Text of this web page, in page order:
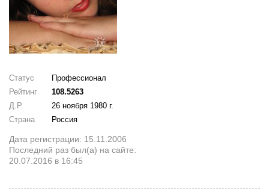
Статус
Профессионал
Рейтинг
108.5263
Д.Р.
26 ноября 1980 г.
Страна
Россия
Дата регистрации: 15.11.2006
Последний раз был(а) на сайте:
20.07.2016 в 16:45